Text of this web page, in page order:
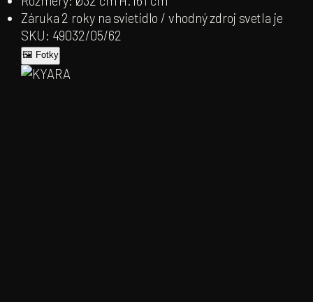
Záruka 2 roky na svietidlo / vhodný zdroj svetla je
SKU: 49032/05/62
🖼 Fotky